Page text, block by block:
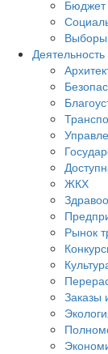
Бюджет
Выборы
Деятельность
ЖКХ
Рынок
Заказы